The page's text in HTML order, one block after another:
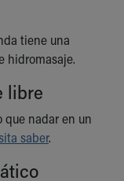
tiene una
hidromasaje.
libre
que nadar en un
saber.